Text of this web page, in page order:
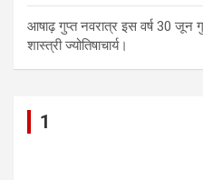
आषाढ़ गुप्त नवरात्र इस वर्ष 30 जून
शास्त्री ज्योतिषाचार्य।
1